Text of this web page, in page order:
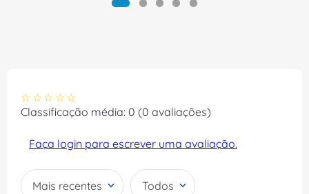
☆ ☆ ☆ ☆ ☆
Classificação média: 0 (0 avaliações)
Faça login para escrever uma avaliação.
Mais recentes Todos